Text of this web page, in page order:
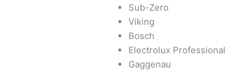
Sub-Zero
Viking
Bosch
Electrolux Professional
Gaggenau